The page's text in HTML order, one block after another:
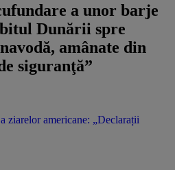
a unor barje
Dunării spre
amânate din
siguranţă”
ziarelor americane: „Declarații